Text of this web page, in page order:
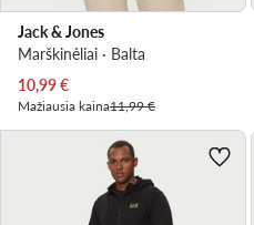
Jack & Jones
Marškinėliai · Balta
Dabartinė kaina
10,99€
Mažiausia kaina11,99 €